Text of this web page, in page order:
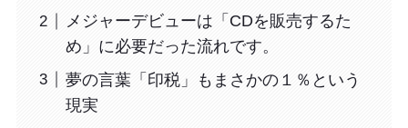
メジャーデビューは「CDを販売するた
め」に必要だった流れです。
夢の言葉「印税」もまさかの１％という
現実